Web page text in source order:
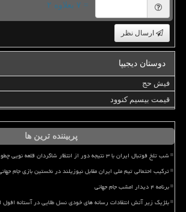
= ۷ بعلاوه ۲
ارسال نظر
دوستان دیجیپا
فیش حج
قیمت بیسیم کنوود
پربیننده ترین ها
شب تلخ فوتبال ایران با ۳ نتیجه دور از انتظار شاگردان قلعه نویی چطور از صعود بازماندند؟
ترکیب احتمالی تیم ملی ایران مقابل نیوزیلند در نخستین بازی جام
برنامه ۴ دیدار امشب جام جهانی
بلژیک زیر آتش انتقادات رسانه های خودی نسل طلایی در آستانه